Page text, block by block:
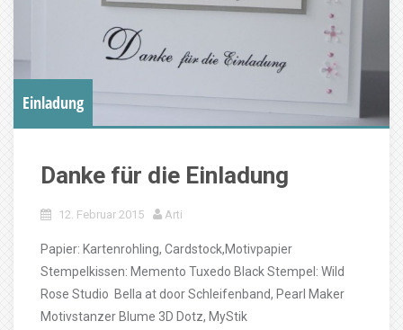
Einladung
Danke für die Einladung
12. Februar 2015 Arti
Papier: Kartenrohling, Cardstock,Motivpapier
Stempelkissen: Memento Tuxedo Black Stempel: Wild
Rose Studio Bella at door Schleifenband, Pearl Maker
Motivstanzer Blume 3D Dotz, MyStik